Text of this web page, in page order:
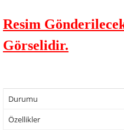
Resim
Görselidir.
Durumu
Özellikler